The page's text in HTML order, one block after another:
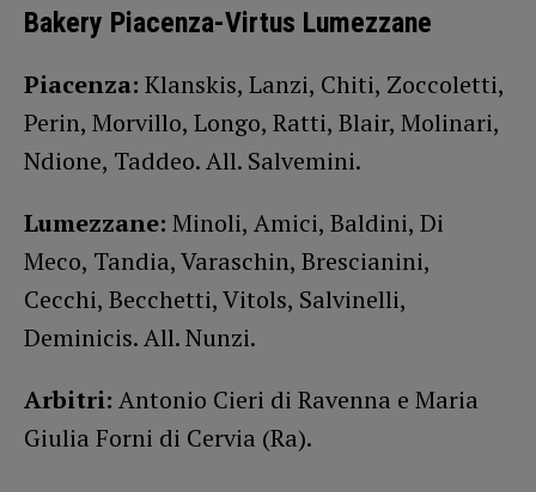
Bakery Piacenza-Virtus Lumezzane
Piacenza: Klanskis, Lanzi, Chiti, Zoccoletti,
Perin, Morvillo, Longo, Ratti, Blair, Molinari,
Ndione, Taddeo. All. Salvemini.
Lumezzane: Minoli, Amici, Baldini, Di
Meco, Tandia, Varaschin, Brescianini,
Cecchi, Becchetti, Vitols, Salvinelli,
Deminicis. All. Nunzi.
Arbitri: Antonio Cieri di Ravenna e Maria
Giulia Forni di Cervia (Ra).